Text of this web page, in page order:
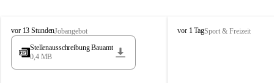
S
t
s
vor 13 StundenJobangebot
Stellenausschreibung Bauamt
0,4 MB
S
vor 1 TagSport & Freizeit